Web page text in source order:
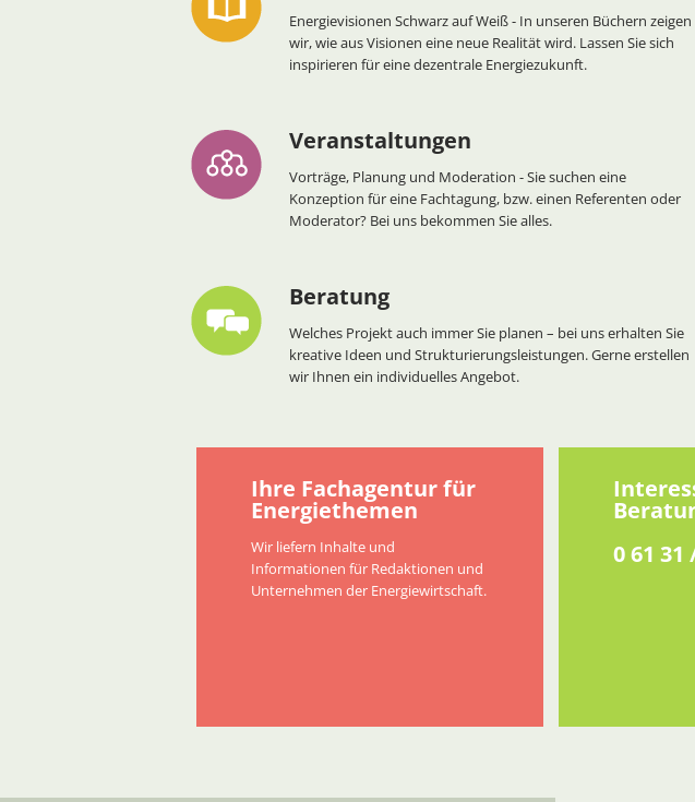
Energievisionen Schwarz auf Weiß - In unseren Büchern zeigen
wir, wie aus Visionen eine neue Realität wird. Lassen Sie sich
inspirieren für eine dezentrale Energiezukunft.
Veranstaltungen
Vorträge, Planung und Moderation - Sie suchen eine
Konzeption für eine Fachtagung, bzw. einen Referenten oder
Moderator? Bei uns bekommen Sie alles.
Beratung
Welches Projekt auch immer Sie planen – bei uns erhalten Sie
kreative Ideen und Strukturierungsleistungen. Gerne erstellen
wir Ihnen ein individuelles Angebot.
Ihre Fachagentur für
Energiethemen
Wir liefern Inhalte und
Informationen für Redaktionen und
Unternehmen der Energiewirtschaft.
0 61 31